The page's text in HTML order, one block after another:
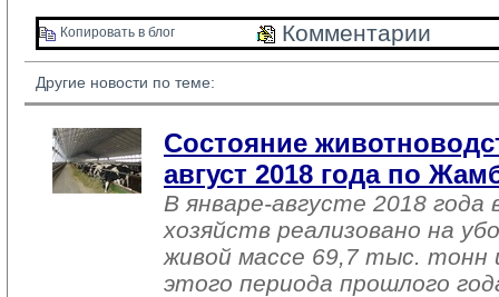
Копировать в блог Комментарии
Другие новости по теме:
Состояние
август 2018 года по
В январе-августе 2018 года
хозяйств реализовано на
живой массе 69,7 тыс. тонн
этого периода прошлого